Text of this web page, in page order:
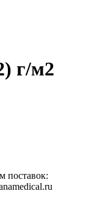
г/м2
поставок: